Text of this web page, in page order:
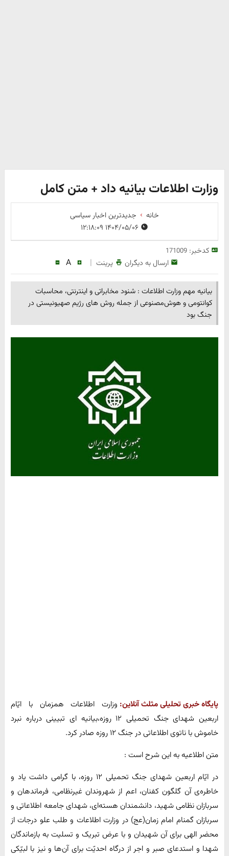
وزارت اطلاعات بیانیه داد + متن کامل
خانه
جدیدترین اخبار سیاسی
کدخبر:171009
ارسال به دیگران پرینت |
A
بیانیه‌ مهم وزارت اطلاعات : شنود مخابراتی و اینترنتی، محاسبات
کوانتومی و هوش‌مصنوعی از جمله روش های رژیم صهیونیستی در
جنگ بود
پایگاه خبری تحلیلی مثلث آنلاین: وزارت اطلاعات همزمان با ایّام
اربعین شهدای جنگ تحمیلی ۱۲ روزه،بیانیه ای تبیینی درباره نبرد
خاموش با ناتوی اطلاعاتی در جنگ ۱۲ روزه صادر کرد.
متن اطلاعیه به این شرح است :
در ایّام اربعین شهدای جنگ تحمیلی ۱۲ روزه، با گرامی داشت یاد و
خاطره‌ی آن گلگون کفنان، اعم از شهروندان غیرنظامی، فرماندهان و
سربازان نظامی شهید، دانشمندان هسته‌ای، شهدای جامعه اطلاعاتی و
سربازان گمنام امام زمان(عج) در وزارت اطلاعات و طلب علو درجات از
محضر الهی برای آن شهیدان و با عرض تبریک و تسلیت به بازماندگان
شهدا و استدعای صبر و اجر از درگاه احدیّت برای آن‌ها و نیز با لبیّکی